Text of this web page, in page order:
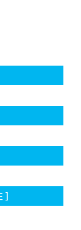
]